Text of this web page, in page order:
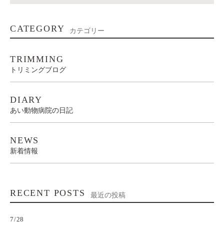
CATEGORY カテゴリー
TRIMMING
トリミングブログ
DIARY
あい動物病院の日記
NEWS
新着情報
RECENT POSTS 最近の投稿
7/28